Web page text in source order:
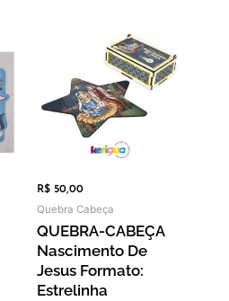
R$ 50,00
Quebra Cabeça
QUEBRA-CABEÇA
Nascimento De
Jesus Formato:
Estrelinha